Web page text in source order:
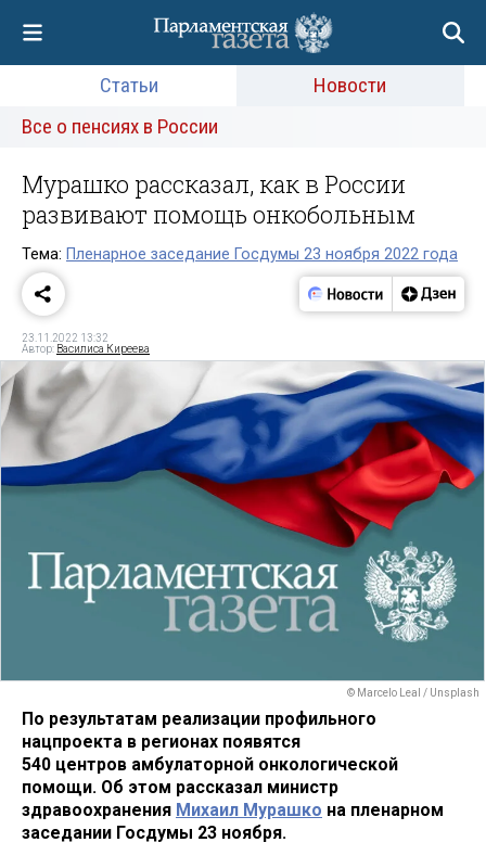
Статьи
Новости
Все о пенсиях в России
Мурашко рассказал, как в России
развивают помощь онкобольным
Тема: Пленарное заседание Госдумы 23 ноября 2022 года
23.11.2022 13:32
Автор: Василиса Киреева
© Marcelo Leal / Unsplash
По результатам реализации профильного
нацпроекта в регионах появятся
540 центров амбулаторной онкологической
помощи. Об этом рассказал министр
здравоохранения Михаил Мурашко на пленарном
заседании Госдумы 23 ноября.